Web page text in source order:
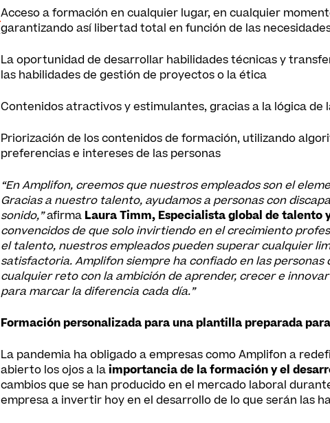
Acceso a formación en cualquier lugar, en cualquier
garantizando así libertad total en función de las
La oportunidad de desarrollar habilidades técnicas y
las habilidades de gestión de proyectos o la ética
Contenidos atractivos y estimulantes, gracias a la lógica de
Priorización de los contenidos de formación, utilizando
preferencias e intereses de las personas
“En Amplifon, creemos que nuestros empleados son el
Gracias a nuestro talento, ayudamos a personas con
sonido,”afirma Laura Timm, Especialista global de talento
convencidos de que solo invirtiendo en el crecimiento
el talento, nuestros empleados pueden superar cualquier
satisfactoria. Amplifon siempre ha confiado en las
cualquier reto con la ambición de aprender, crecer e
para marcar la diferencia cada día.”
Formación personalizada para una plantilla preparada
La pandemia ha obligado a empresas como Amplifon a
abierto los ojos a laimportancia de la formación y el
cambios que se han producido en el mercado laboral
empresa a invertir hoy en el desarrollo de lo que serán las